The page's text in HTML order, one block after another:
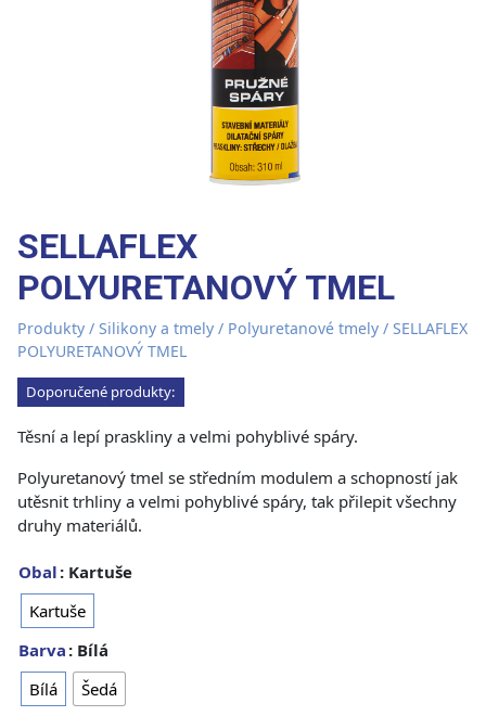
SELLAFLEX
POLYURETANOVÝ TMEL
Produkty / Silikony a tmely / Polyuretanové tmely / SELLAFLEX
POLYURETANOVÝ TMEL
Doporučené produkty:
Těsní a lepí praskliny a velmi pohyblivé spáry.
Polyuretanový tmel se středním modulem a schopností jak
utěsnit trhliny a velmi pohyblivé spáry, tak přilepit všechny
druhy materiálů.
Obal : Kartuše
Kartuše
Barva : Bílá
Bílá
Šedá